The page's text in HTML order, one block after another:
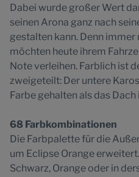
Dabei wurde großer Wert
seinen Arona ganz nach
gestalten kann. Denn
möchten heute ihrem
Note verleihen. Farblich ist
zweigeteilt: Der untere
Farbe gehalten als das
68 Farbkombinationen
Die Farbpalette für die
um Eclipse Orange
Schwarz, Orange oder in